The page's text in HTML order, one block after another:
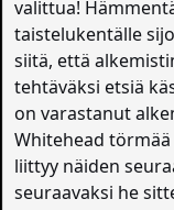
valittua!
taistelukentälle
siitä, että
tehtäväksi etsiä
on varastanut
Whitehead
liittyy näiden
seuraavaksi he